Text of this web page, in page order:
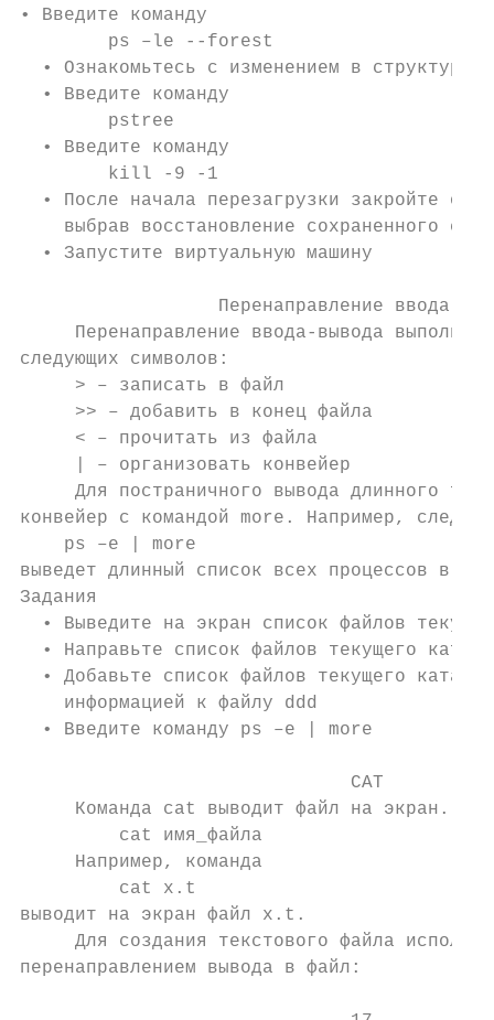
• Введите команду
        ps –le --forest
• Ознакомьтесь с изменением в структуре
  • Введите команду
        pstree
  • Введите команду
        kill -9 -1
• После начала перезагрузки закройте
выбрав восстановление сохраненного
  • Запустите виртуальную машину
Перенаправление ввода-
Перенаправление ввода-вывода
следующих символов:
     > – записать в файл
     >> – добавить в конец файла
     < – прочитать из файла
     | – организовать конвейер
Для постраничного вывода длинного
конвейер с командой more. Например,
    ps –e | more
выведет длинный список всех процессов в
Задания
• Выведите на экран список файлов
• Направьте список файлов текущего
• Добавьте список файлов текущего
    информацией к файлу ddd
  • Введите команду ps –e | more
                              CAT
Команда cat выводит файл на экран.
         cat имя_файла
     Например, команда
         cat x.t
выводит на экран файл x.t.
Для создания текстового файла
перенаправлением вывода в файл: